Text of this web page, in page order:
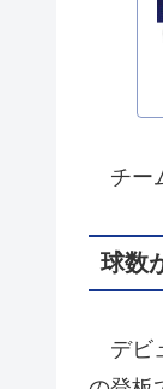
チー
球数
デビ